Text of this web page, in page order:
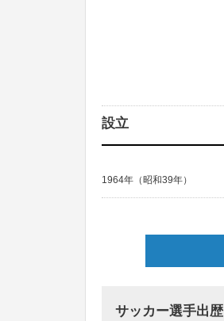
設立
1964年（昭和39年）
サッカー選手出歴